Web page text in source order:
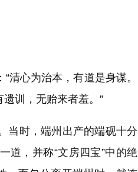
心为治本，有道是身谋。
训，无贻来者羞。”
当时，端州出产的端砚十分
道，并称“文房四宝”中的绝